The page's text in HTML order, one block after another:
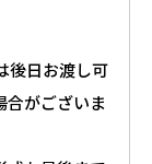
後日お渡し可
合がございま